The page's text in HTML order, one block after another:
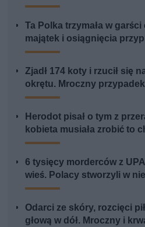
Ta Polka trzymała w
majątek i osiągnięcia
Zjadł 174 koty i rzucił się
okrętu. Mroczny
Herodot pisał o tym z
kobieta musiała zrobić to
6 tysięcy morderców z
wieś. Polacy stworzyli w
Odarci ze skóry, rozcięci
głową w dół. Mroczny i